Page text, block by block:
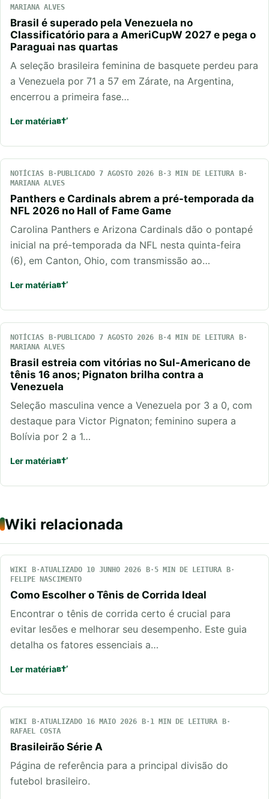
MARIANA ALVES
Brasil é superado pela Venezuela no
Classificatório para a AmeriCupW 2027 e pega o
Paraguai nas quartas
A seleção brasileira feminina de basquete perdeu para
a Venezuela por 71 a 57 em Zárate, na Argentina,
encerrou a primeira fase…
Ler matéria
NOTÍCIAS PUBLICADO 7 AGOSTO 2026
3 MIN DE LEITURA
MARIANA ALVES
Panthers e Cardinals abrem a pré-temporada da
NFL 2026 no Hall of Fame Game
Carolina Panthers e Arizona Cardinals dão o pontapé
inicial na pré-temporada da NFL nesta quinta-feira
(6), em Canton, Ohio, com transmissão ao…
Ler matéria
NOTÍCIAS PUBLICADO 7 AGOSTO 2026
4 MIN DE LEITURA
MARIANA ALVES
Brasil estreia com vitórias no Sul-Americano de
tênis 16 anos; Pignaton brilha contra a
Venezuela
Seleção masculina vence a Venezuela por 3 a 0, com
destaque para Victor Pignaton; feminino supera a
Bolívia por 2 a 1…
Ler matéria
Wiki relacionada
WIKI ATUALIZADO 10 JUNHO 2026
5 MIN DE LEITURA
FELIPE NASCIMENTO
Como Escolher o Tênis de Corrida Ideal
Encontrar o tênis de corrida certo é crucial para
evitar lesões e melhorar seu desempenho. Este guia
detalha os fatores essenciais a…
Ler matéria
WIKI ATUALIZADO 16 MAIO 2026
1 MIN DE LEITURA
RAFAEL COSTA
Brasileirão Série A
Página de referência para a principal divisão do
futebol brasileiro.